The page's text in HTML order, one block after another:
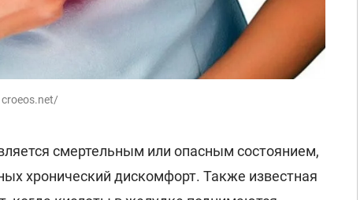
смертельным или опасным состоянием,
хронический дискомфорт. Также известная